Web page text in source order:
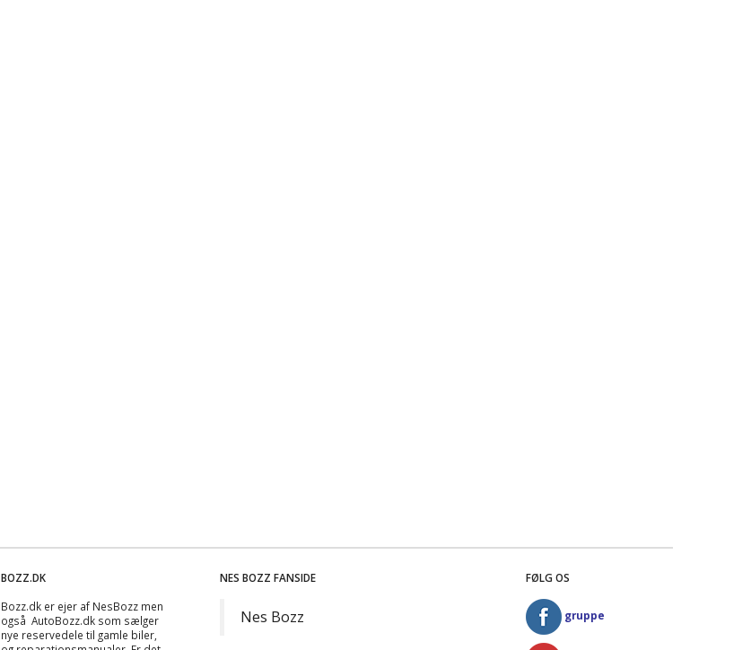
BOZZ.DK
Bozz.dk er ejer af NesBozz men
også AutoBozz.dk som sælger
nye reservedele til gamle biler,
NES BOZZ FANSIDE
Nes Bozz
FØLG OS
gruppe